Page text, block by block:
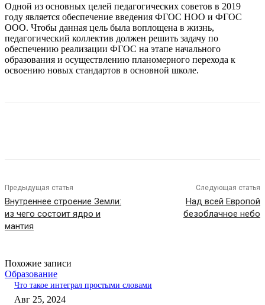
Одной из основных целей педагогических советов в 2019
году является обеспечение введения ФГОС НОО и ФГОС
ООО. Чтобы данная цель была воплощена в жизнь,
педагогический коллектив должен решить задачу по
обеспечению реализации ФГОС на этапе начального
образования и осуществлению планомерного перехода к
освоению новых стандартов в основной школе.
Предыдущая статья
Внутреннее строение Земли:
из чего состоит ядро и
мантия
Следующая статья
Над всей Европой
безоблачное небо
Похожие записи
Образование
Что такое интеграл простыми словами
Авг 25, 2024